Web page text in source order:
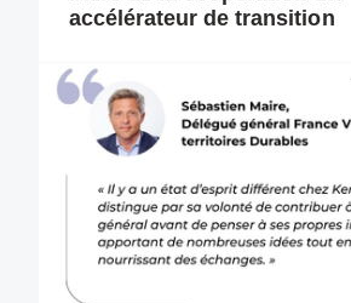
accélérateur de transition